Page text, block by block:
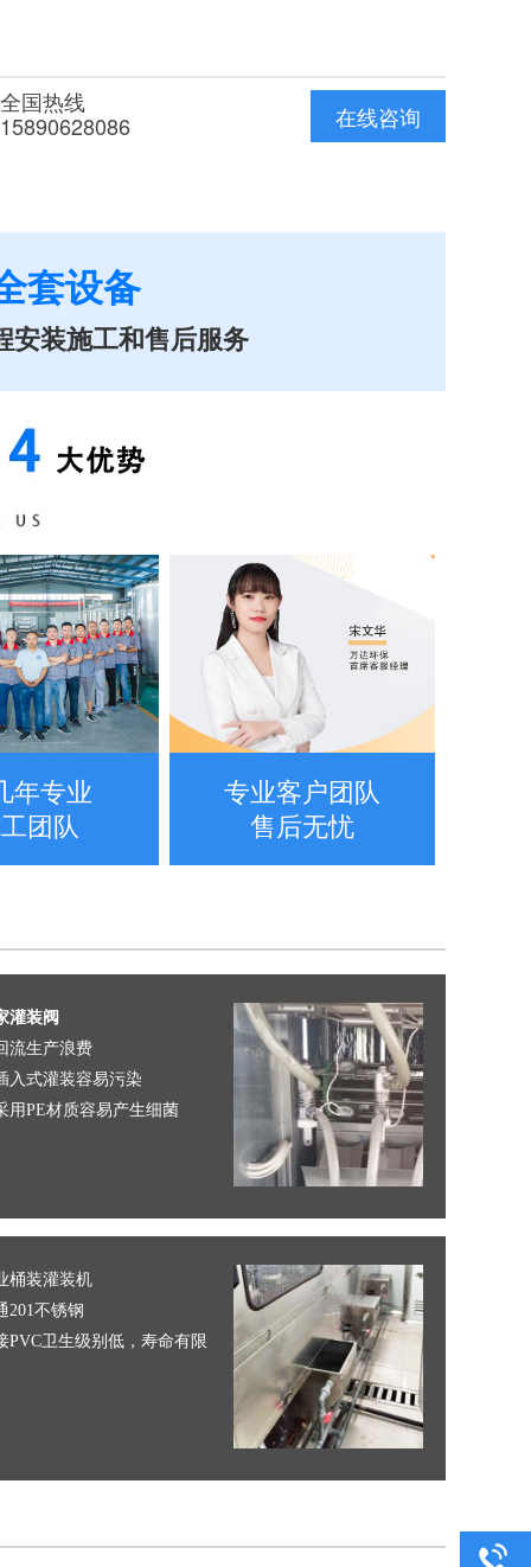
在线咨询
全国热线
15890628086
套设备
安装施工和售后服务
年专业
团队
专业客户团队
售后无忧
灌装阀
流生产浪费
入式灌装容易污染
用PE材质容易产生细菌
桶装灌装机
201不锈钢
PVC卫生级别低，寿命有限